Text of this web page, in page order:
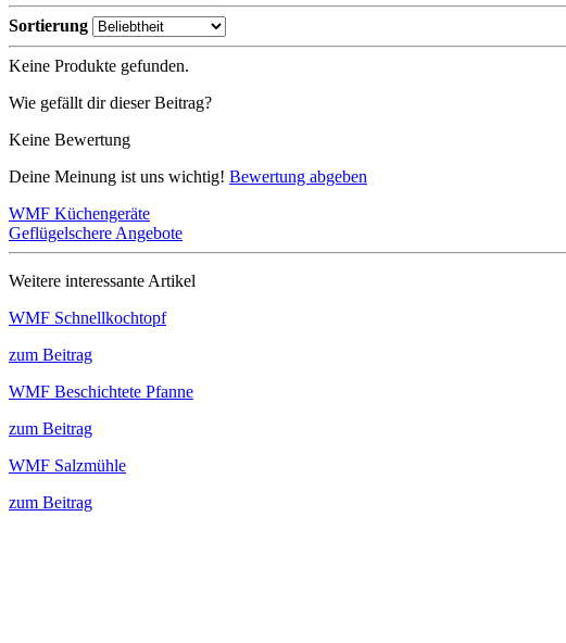
Sortierung
Keine Produkte gefunden.
Wie gefällt dir dieser Beitrag?
Keine Bewertung
Deine Meinung ist uns wichtig! Bewertung abgeben
WMF Küchengeräte
Geflügelschere Angebote
Weitere interessante Artikel
WMF Schnellkochtopf
zum Beitrag
WMF Beschichtete Pfanne
zum Beitrag
WMF Salzmühle
zum Beitrag